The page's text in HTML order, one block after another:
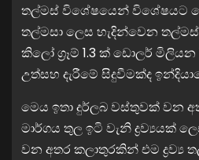
තල්මස් විශේෂයෙන් විශේෂයට
තල්මසා ලෙස හැදින්වෙන
කිලෝ ග්‍රෑම් 1.3 ක් ඩොලර්
උත්සහ දැරීමේ සිදුවීමක්ද
මෙය ඉතා දුර්ලබ වස්තුවක් වන
මාර්ගය තුල ඉටි වැනි ද්‍රව්‍යයක්
වන අතර කලාතුරකින් එම ද්‍රව්‍ය